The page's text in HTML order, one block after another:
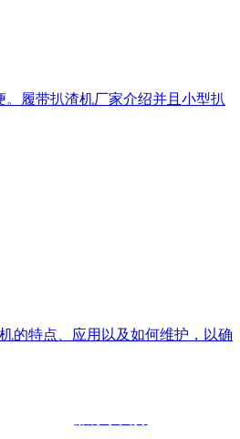
履带扒渣机厂家介绍并且小型扒
的特点、应用以及如何维护，以确